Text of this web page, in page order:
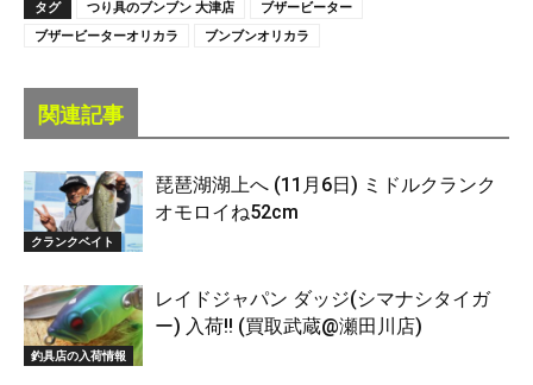
タグ つり具のブンブン 大津店
ブザービーター
ブザービーターオリカラ
ブンブンオリカラ
関連記事
クランクベイト
琵琶湖湖上へ (11月6日) ミドルクランク
オモロイね52cm
釣具店の入荷情報
レイドジャパン ダッジ(シマナシタイガ
ー) 入荷!! (買取武蔵@瀬田川店)